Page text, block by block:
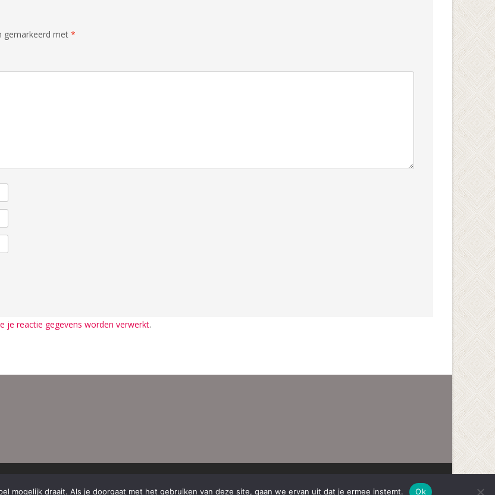
gemarkeerd met *
je reactie gegevens worden verwerkt.
Aangedreven door WordPress , thema i-excel Door TemplatesNext.
mogelijk draait. Als je doorgaat met het gebruiken van deze site, gaan we ervan uit dat je ermee instemt. Ok